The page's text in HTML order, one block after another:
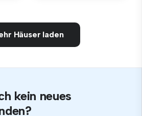
Häuser laden
kein neues